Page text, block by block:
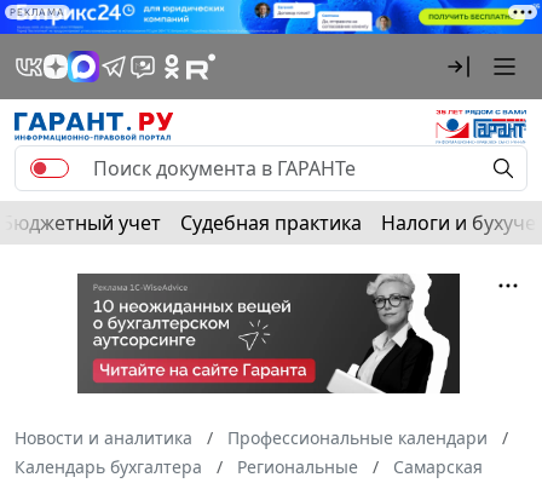
РЕКЛАМА
Бюджетный учет Судебная практика Налоги и
Новости и аналитика
Профессиональные календари
Календарь бухгалтера
Региональные
Самарская